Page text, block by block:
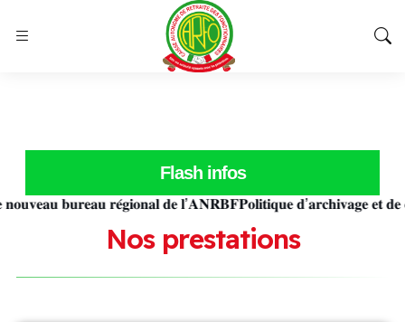
Flash infos
𝐛𝐮𝐫𝐞𝐚𝐮 𝐫𝐞́𝐠𝐢𝐨𝐧𝐚𝐥 𝐝𝐞 𝐥’𝐀𝐍𝐑𝐁𝐅𝐏𝐨𝐥𝐢𝐭𝐢𝐪𝐮𝐞 𝐝’𝐚𝐫𝐜𝐡𝐢𝐯𝐚𝐠𝐞 𝐞𝐭 𝐝𝐞
Nos prestations